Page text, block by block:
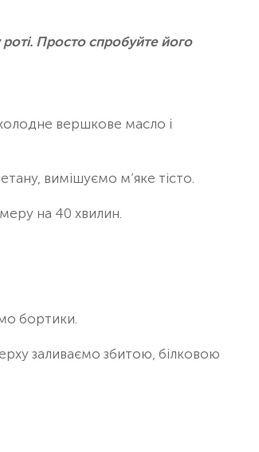
Просто спробуйте його
вершкове масло і
вимішуємо м’яке тісто.
на 40 хвилин.
бортики.
заливаємо збитою, білковою